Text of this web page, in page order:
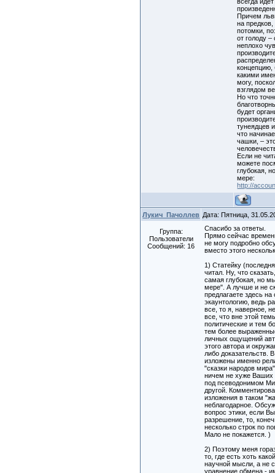
Причем
на
потомки,
от голоду –
неплохо
концепцию,
какими
могу,
взглядом
Но что
будет
тунеядцев
что
чашки, –
Если не
можете
глубокая,
мере:
http://
Лукич_Пачоллев Дата: Пятница,
Группа:
Пользователи
Сообщений: 16
Спасибо за ответы.
Прямо сейчас
не могу подробно
вместо этого
1) Статейку
читал. Ну, что
самая глубокая, но
мере". А лучше и не
предлагаете здесь
экаунтологию, ведь
все, то я, наверное,
все, что вне этой
политические и тем
тем более
личных ощущений
этого автора и
либо доказательств.
изложены именно
"сказки народов
ничем не хуже Ваших
под псеводонимом
другой.
изложения в таком
неблагодарное.
вопрос этики, если
разрешение, то,
несколько строк по
Мало не покажется. )
2) Поэтому меня
то, где есть хоть
научной мысли, а не
уравнение обмена -